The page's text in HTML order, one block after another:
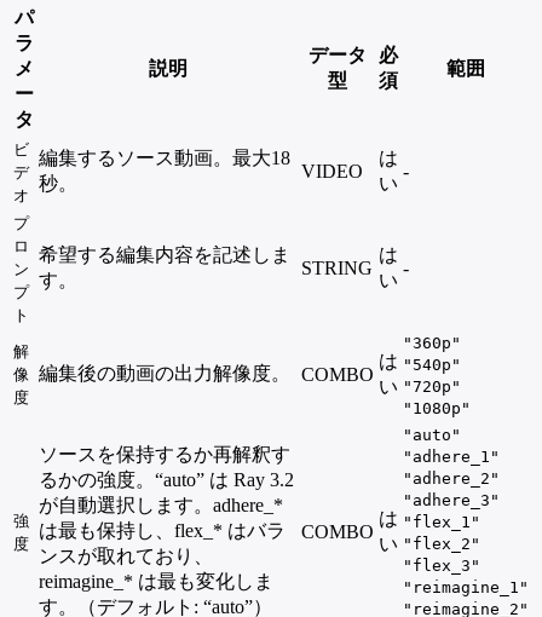
パ
ラ
メ
ー
タ
説明
データ
型
必
須
範囲
ビ
デ
オ
編集するソース動画。最大18
秒。
VIDEO
は
い
-
プ
ロ
ン
プ
ト
希望する編集内容を記述しま
す。
STRING
は
い
-
解
像
度
編集後の動画の出力解像度。 COMBO
は
い
"360p"
"540p"
"720p"
"1080p"
強
度
ソースを保持するか再解釈す
るかの強度。“auto” は Ray 3.2
が自動選択します。adhere_*
は最も保持し、flex_* はバラ
ンスが取れており、
reimagine_* は最も変化しま
す。（デフォルト: “auto”）
COMBO
は
い
"auto"
"adhere_1"
"adhere_2"
"adhere_3"
"flex_1"
"flex_2"
"flex_3"
"reimagine_1"
"reimagine_2"